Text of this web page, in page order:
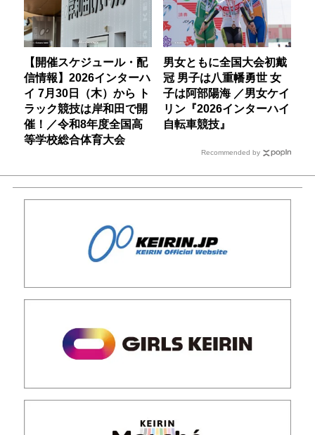
【開催スケジュール・配
信情報】2026インターハ
イ 7月30日（木）から ト
ラック競技は岸和田で開
催！／令和8年度全国高
等学校総合体育大会
男女ともに全国大会初戴
冠 男子は八重幡勇世 女
子は阿部陽海 ／男女ケイ
リン『2026インターハイ
自転車競技』
Recommended by